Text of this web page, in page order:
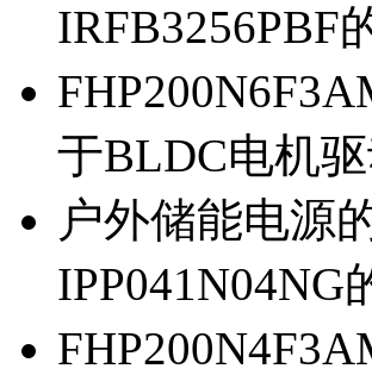
IRFB3256PBF
于BLDC电机
户外储能电源
IPP041N04NG